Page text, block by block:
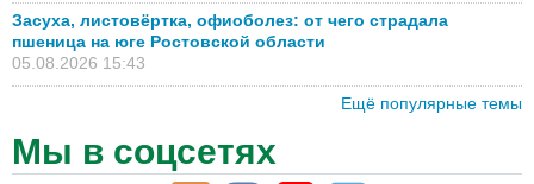
Засуха, листовёртка, офиоболез: от чего страдала
пшеница на юге Ростовской области
05.08.2026 15:43
Ещё популярные темы
Мы в соцсетях